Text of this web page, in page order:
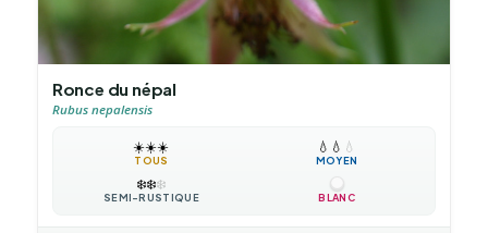
Ronce du népal
Rubus nepalensis
☀️☀️☀️
TOUS
💧 💧 💧
MOYEN
❄️❄️❄️
SEMI-RUSTIQUE BLANC